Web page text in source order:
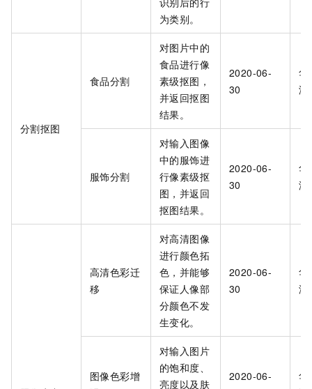
为类别。
分割抠图
食品分割
对图片中的
食品进行像
素级抠图，
并返回抠图
结果。
2020-06-
30
华
海
服饰分割
对输入图像
中的服饰进
行像素级抠
图，并返回
抠图结果。
2020-06-
30
华
海
高清色彩迁
移
对高清图像
进行颜色拓
色，并能够
保证人像部
分颜色不发
生变化。
2020-06-
30
华
海
图像色彩增
对输入图片
的饱和度、
亮度以及肤
2020-06-
华